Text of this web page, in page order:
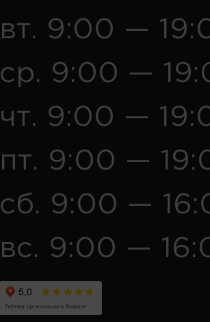
вт. 9:00 —
ср. 9:00 —
чт. 9:00 —
пт. 9:00 —
сб. 9:00 —
вс. 9:00 —